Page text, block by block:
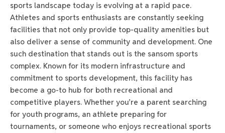
sports landscape today is evolving at a rapid pace.
Athletes and sports enthusiasts are constantly seeking
facilities that not only provide top-quality amenities but
also deliver a sense of community and development. One
such destination that stands out is the sansom sports
complex. Known for its modern infrastructure and
commitment to sports development, this facility has
become a go-to hub for both recreational and
competitive players. Whether you’re a parent searching
for youth programs, an athlete preparing for
tournaments, or someone who enjoys recreational sports